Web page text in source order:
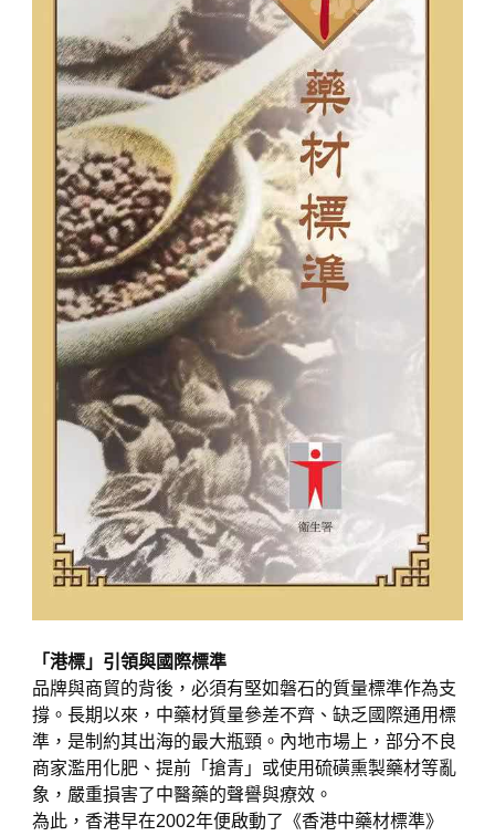
「港標」引領與國際標準
品牌與商貿的背後，必須有堅如磐石的質量標準作為支
撐。長期以來，中藥材質量參差不齊、缺乏國際通用標
準，是制約其出海的最大瓶頸。內地市場上，部分不良
商家濫用化肥、提前「搶青」或使用硫磺熏製藥材等亂
象，嚴重損害了中醫藥的聲譽與療效。
為此，香港早在2002年便啟動了《香港中藥材標準》